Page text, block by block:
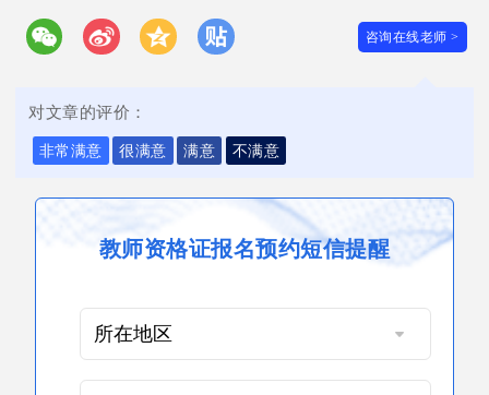
咨询在线老师 >
对文章的评价：
非常满意 很满意 满意 不满意
教师资格证报名预约短信提醒